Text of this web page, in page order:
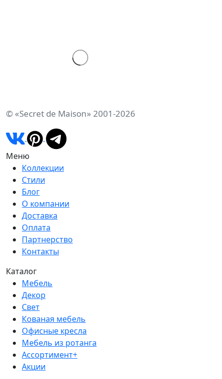
© «Secret de Maison» 2001-2026
Меню
Коллекции
Стили
Блог
О компании
Доставка
Оплата
Партнерство
Контакты
Каталог
Мебель
Декор
Свет
Кованая мебель
Офисные кресла
Мебель из ротанга
Ассортимент+
Акции